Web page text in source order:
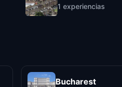
1 experiencias
Bucharest